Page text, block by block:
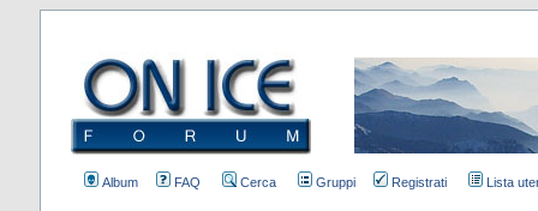
Album FAQ Cerca Gruppi Registrati Lista